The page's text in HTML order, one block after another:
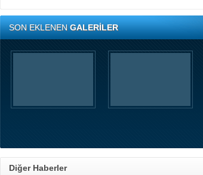
SON EKLENENGALERİLER
Diğer Haberler